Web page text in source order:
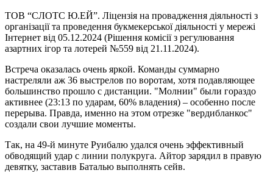
ТОВ “СЛОТС Ю.ЕЙ”. Ліцензія на провадження діяльності з
організації та проведення букмекерської діяльності у мережі
Інтернет від 05.12.2024 (Рішення комісії з регулювання
азартних ігор та лотерей №559 від 21.11.2024).
Встреча оказалась очень яркой. Команды суммарно
настреляли аж 36 выстрелов по воротам, хотя подавляющее
большинство прошло с дистанции. "Молнии" были гораздо
активнее (23:13 по ударам, 60% владения) – особенно после
перерыва. Правда, именно на этом отрезке "вердибланкос"
создали свои лучшие моменты.
Так, на 49-й минуте Руибалю удался очень эффективный
обводящий удар с линии полукруга. Айтор зарядил в правую
девятку, заставив Баталью выполнять сейв.